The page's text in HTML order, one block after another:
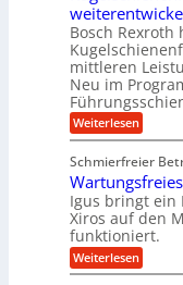
a
u
e
U
m
g
e
b
u
n
g
e
n
a
n
g
l
e
n
r
ä
z
i
s
e
H
u
b
e
w
e
g
u
n
g
e
u
t
o
m
o
t
i
v
e
n
d
M
a
s
c
h
i
t
a
l
e
r
W
e
r
k
z
e
u
g
k
r
e
i
s
Bosch Rexroth
mittleren
Neu im
Weiterlesen:
K
g
e
l
s
c
h
i
e
Schmierfreier
Igus bringt ein
Xiros auf den
funktioniert.
Weiterlesen:
W